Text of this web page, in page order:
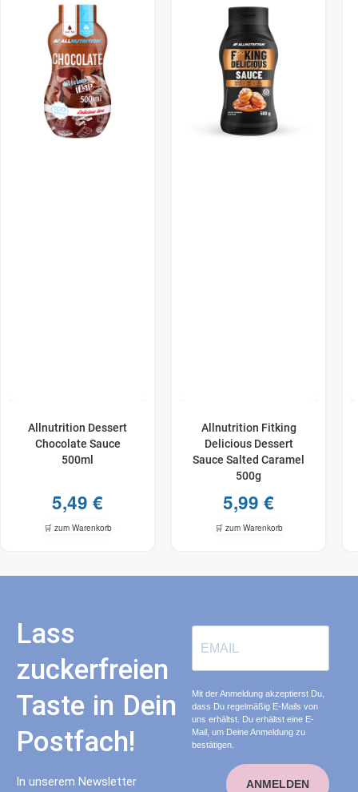
Allnutrition Dessert
Chocolate Sauce
500ml
5,49 €
🛒 zum Warenkorb
Allnutrition Fitking
Delicious Dessert
Sauce Salted Caramel
500g
5,99 €
🛒 zum Warenkorb
Lass
zuckerfreien
Taste in Dein
Postfach!
In unserem Newsletter
Mit der Anmeldung akzeptierst Du,
dass Du regelmäßig E-Mails von
uns erhältst. Du erhältst eine E-
Mail, um Deine Anmeldung zu
bestätigen.
ANMELDEN